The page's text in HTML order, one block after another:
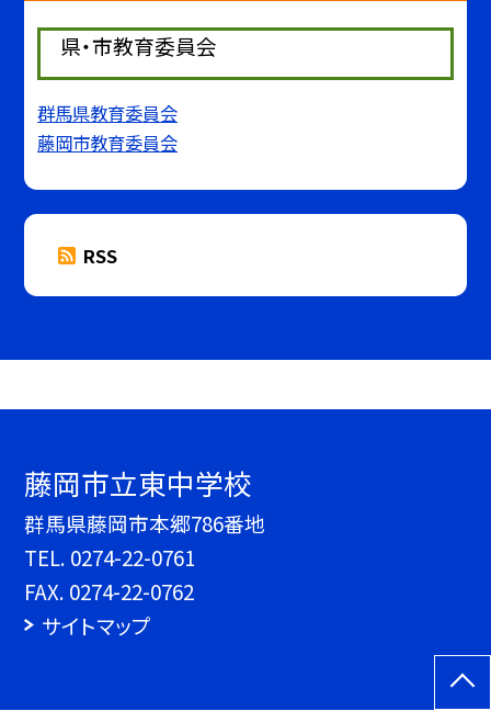
県・市教育委員会
群馬県教育委員会
藤岡市教育委員会
RSS
藤岡市立東中学校
群馬県藤岡市本郷786番地
TEL. 0274-22-0761
FAX. 0274-22-0762
サイトマップ